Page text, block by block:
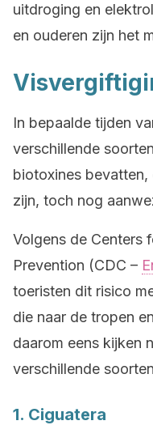
uitdroging en
en ouderen zijn het
In bepaalde tijden
verschillende
biotoxines
zijn, toch nog
Volgens de Centers
Prevention (CDC –
toeristen dit risico
die naar de tropen
daarom eens kijken
verschillende
1. Ciguatera